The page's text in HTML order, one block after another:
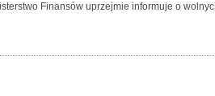
Finansów uprzejmie informuje o